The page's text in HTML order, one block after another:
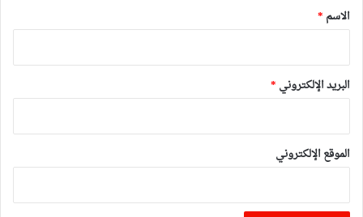
*
الاسم *
البريد الإلكتروني *
الموقع الإلكتروني